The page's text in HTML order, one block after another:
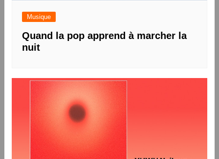
Musique
Quand la pop apprend à marcher la
nuit